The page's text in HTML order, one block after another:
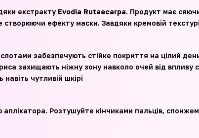
екстракту Evodia Rutaecarpa.⁣⁣ Продукт має
ефекту маски. Завдяки кремовій
забезпечують стійке покриття на цілий
захищають ніжну зону навколо очей від впливу
чутливій шкірі⁣⁣⠀
Розтушуйте кінчиками пальців,